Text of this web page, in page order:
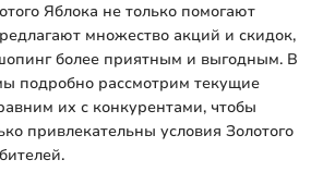
Яблока не только помогают
множество акций и скидок,
более приятным и выгодным. В
подробно рассмотрим текущие
их с конкурентами, чтобы
привлекательны условия Золотого